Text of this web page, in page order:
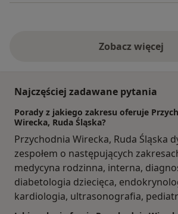
Zobacz więcej
Najczęściej zadawane pytania
Porady z jakiego zakresu oferuje
Wirecka, Ruda Śląska?
Przychodnia Wirecka, Ruda Śląska
zespołem o następujących
medycyna rodzinna, interna,
diabetologia dziecięca,
kardiologia, ultrasonografia,